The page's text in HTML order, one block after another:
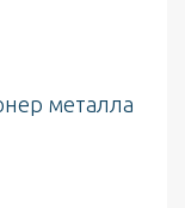
металла